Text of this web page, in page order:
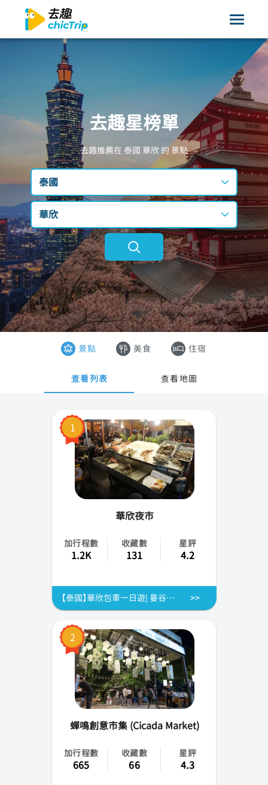
去趣星榜單
去趣推薦在 泰國 華欣 的 景點
泰國
台灣
日本
韓國
香港
澳門
華欣
不限區域
曼谷
芭達雅
清邁
普吉島
春武里府
北碧府
景點 美食 住宿
查看列表 查看地圖
1
華欣夜市
加行程數
1.2K
收藏數
131
星評
4.2
【泰國】華欣包車一日遊| 曼谷或華欣出發
2
蟬鳴創意市集 (Cicada Market)
加行程數
665
收藏數
66
星評
4.3